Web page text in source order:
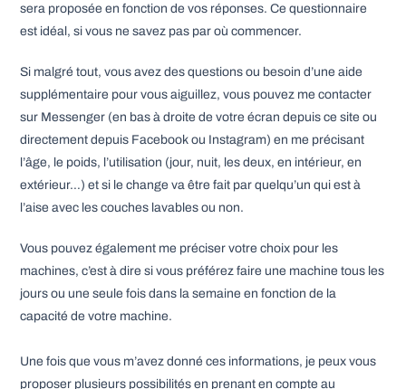
sera proposée en fonction de vos réponses. Ce questionnaire
est idéal, si vous ne savez pas par où commencer.
Si malgré tout, vous avez des questions ou besoin d’une aide
supplémentaire pour vous aiguillez, vous pouvez me contacter
sur Messenger (en bas à droite de votre écran depuis ce site ou
directement depuis Facebook ou Instagram) en me précisant
l’âge, le poids, l’utilisation (jour, nuit, les deux, en intérieur, en
extérieur…) et si le change va être fait par quelqu’un qui est à
l’aise avec les couches lavables ou non.
Vous pouvez également me préciser votre choix pour les
machines, c’est à dire si vous préférez faire une machine tous les
jours ou une seule fois dans la semaine en fonction de la
capacité de votre machine.
Une fois que vous m’avez donné ces informations, je peux vous
proposer plusieurs possibilités en prenant en compte au